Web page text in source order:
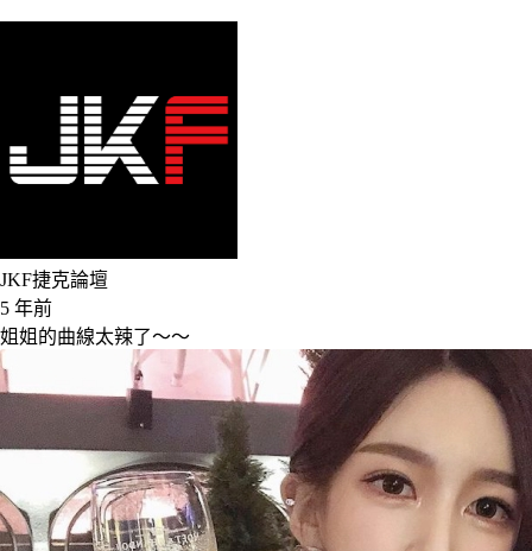
JKF捷克論壇
5 年前
姐姐的曲線太辣了～～